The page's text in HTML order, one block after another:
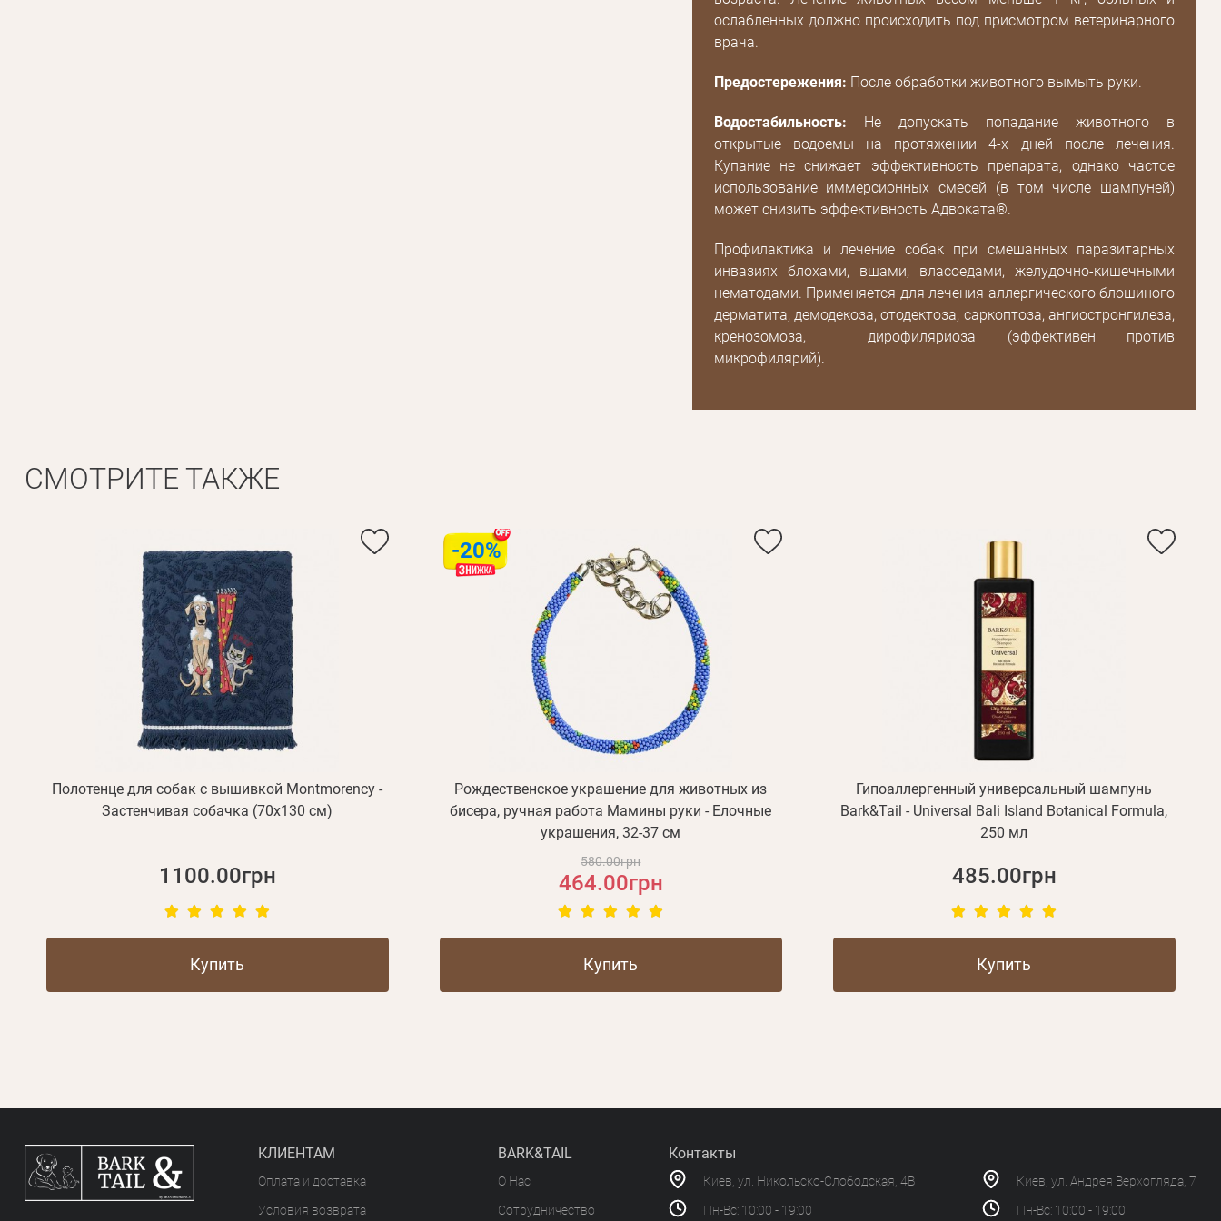
ослабленных должно происходить под присмотром ветеринарного
врача.
Предостережения: После обработки животного вымыть руки.
Водостабильность: Не допускать попадание животного в
открытые водоемы на протяжении 4-х дней после лечения.
Купание не снижает эффективность препарата, однако частое
использование иммерсионных смесей (в том числе шампуней)
может снизить эффективность Адвоката®.
Профилактика и лечение собак при смешанных паразитарных
инвазиях блохами, вшами, власоедами, желудочно-кишечными
нематодами. Применяется для лечения аллергического блошиного
дерматита, демодекоза, отодектоза, саркоптоза, ангиостронгилеза,
кренозомоза, дирофиляриоза (эффективен против
микрофилярий).
СМОТРИТЕ ТАКЖЕ
Полотенце для собак с вышивкой Montmorency -
Застенчивая собачка (70х130 см)
1100.00грн
Купить
-20%
Рождественское украшение для животных из
бисера, ручная работа Мамины руки - Елочные
украшения, 32-37 см
580.00грн
464.00грн
Купить
Гипоаллергенный универсальный шампунь
Bark&Tail - Universal Bali Island Botanical Formula,
250 мл
485.00грн
Купить
КЛИЕНТАМ
Оплата и доставка
Условия возврата
BARK&TAIL
О Нас
Сотрудничество
Контакты
Киев, ул. Никольско-Слободская, 4В
Пн-Вс: 10:00 - 19:00
Киев, ул. Андрея Верхогляда, 7
Пн-Вс: 10:00 - 19:00